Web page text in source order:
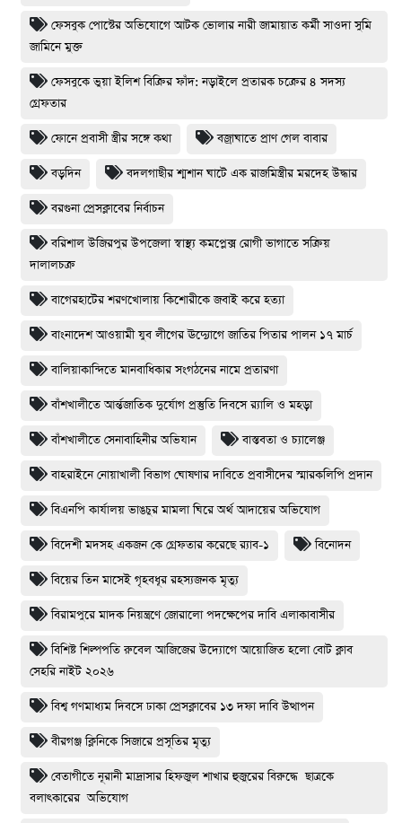
ফেসবুক পোস্টের অভিযোগে আটক ভোলার নারী জামায়াত কর্মী সাওদা সুমি
জামিনে মুক্ত
ফেসবুকে ভুয়া ইলিশ বিক্রির ফাঁদ: নড়াইলে প্রতারক চক্রের ৪ সদস্য
গ্রেফতার
ফোনে প্রবাসী স্ত্রীর সঙ্গে কথা বজ্রাঘাতে প্রাণ গেল বাবার
বড়দিন বদলগাছীর শ্মশান ঘাটে এক রাজমিস্ত্রীর মরদেহ উদ্ধার
বরগুনা প্রেসক্লাবের নির্বাচন
বরিশাল উজিরপুর উপজেলা স্বাস্থ্য কমপ্লেক্স রোগী ভাগাতে সক্রিয়
দালালচক্র
বাগেরহাটের শরণখোলায় কিশোরীকে জবাই করে হত্যা
বাংনাদেশ আওয়ামী যুব লীগের ঊদ‍্যোগে জাতির পিতার পালন ১৭ মার্চ
বালিয়াকান্দিতে মানবাধিকার সংগঠনের নামে প্রতারণা
বাঁশখালী‌তে আর্ন্তজা‌তিক দু‌র্যোগ প্রস্তু‌তি দিব‌সে র‌্যালি ও মহড়া
বাঁশখালীতে সেনাবাহিনীর অভিযান বাস্তবতা ও চ্যালেঞ্জ
বাহরাইনে নোয়াখালী বিভাগ ঘোষণার দাবিতে প্রবাসীদের স্মারকলিপি প্রদান
বিএনপি কার্যালয় ভাঙচুর মামলা ঘিরে অর্থ আদায়ের অভিযোগ
বিদেশী মদসহ একজন কে গ্রেফতার করেছে র‌্যাব-১ বিনোদন
বিয়ের তিন মাসেই গৃহবধূর রহস্যজনক মৃত্যু
বিরামপুরে মাদক নিয়ন্ত্রণে জোরালো পদক্ষেপের দাবি এলাকাবাসীর
বিশিষ্ট শিল্পপতি রুবেল আজিজের উদ্যোগে আয়োজিত হলো বোট ক্লাব
সেহরি নাইট ২০২৬
বিশ্ব গণমাধ্যম দিবসে ঢাকা প্রেসক্লাবের ১৩ দফা দাবি উত্থাপন
বীরগঞ্জ ক্লিনিকে সিজারে প্রসূতির মৃত্যু
বেতাগীতে নূরানী মাদ্রাসার হিফজুল শাখার হুজুরের বিরুদ্ধে ছাত্রকে
বলাৎকারের অভিযোগ